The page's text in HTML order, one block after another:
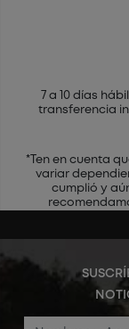
7 a 10 días
transferencia
*Ten en cuenta
variar
cumplió y